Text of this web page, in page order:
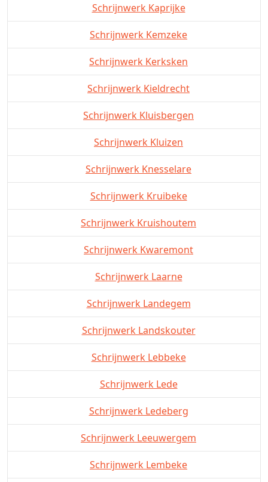
Schrijnwerk Kaprijke
Schrijnwerk Kemzeke
Schrijnwerk Kerksken
Schrijnwerk Kieldrecht
Schrijnwerk Kluisbergen
Schrijnwerk Kluizen
Schrijnwerk Knesselare
Schrijnwerk Kruibeke
Schrijnwerk Kruishoutem
Schrijnwerk Kwaremont
Schrijnwerk Laarne
Schrijnwerk Landegem
Schrijnwerk Landskouter
Schrijnwerk Lebbeke
Schrijnwerk Lede
Schrijnwerk Ledeberg
Schrijnwerk Leeuwergem
Schrijnwerk Lembeke